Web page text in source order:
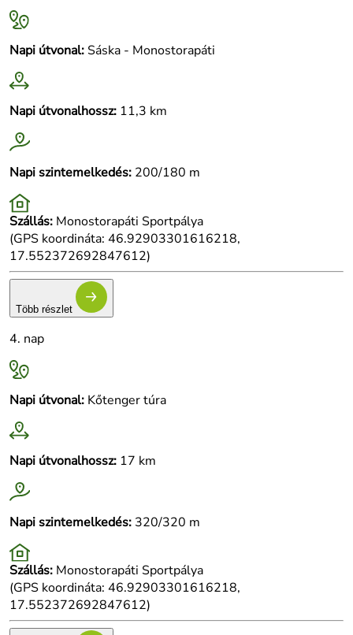
Napi útvonal: Sáska - Monostorapáti
Napi útvonalhossz: 11,3 km
Napi szintemelkedés: 200/180 m
Szállás: Monostorapáti Sportpálya
(GPS koordináta: 46.92903301616218,
17.552372692847612)
Több részlet
4. nap
Napi útvonal: Kőtenger túra
Napi útvonalhossz: 17 km
Napi szintemelkedés: 320/320 m
Szállás: Monostorapáti Sportpálya
(GPS koordináta: 46.92903301616218,
17.552372692847612)